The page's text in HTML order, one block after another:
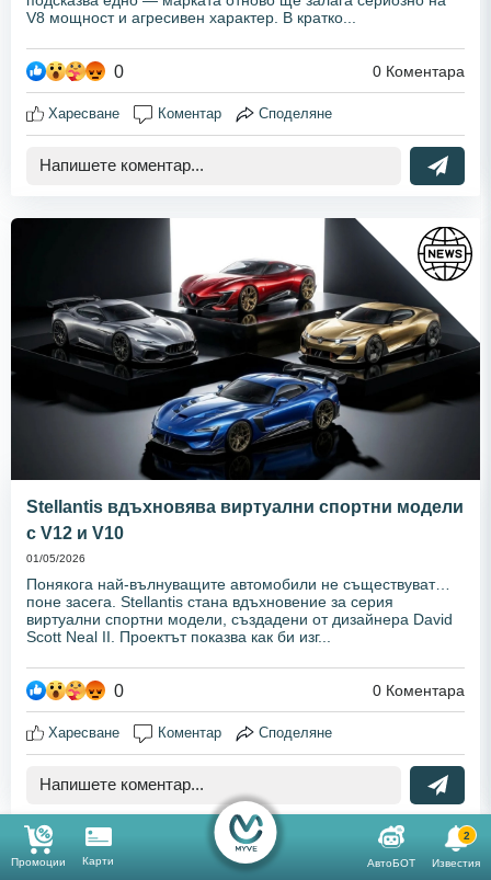
Промоции Карти АвтоБОТ
2
Известия
V8 мощност и агресивен характер. В кратко...
0 0 Коментара
Харесване Коментар Споделяне
Stellantis вдъхновява виртуални спортни модели
с V12 и V10
01/05/2026
Понякога най-вълнуващите автомобили не съществуват…
поне засега. Stellantis стана вдъхновение за серия
виртуални спортни модели, създадени от дизайнерa David
Scott Neal II. Проектът показва как би изг...
0 0 Коментара
Харесване Коментар Споделяне